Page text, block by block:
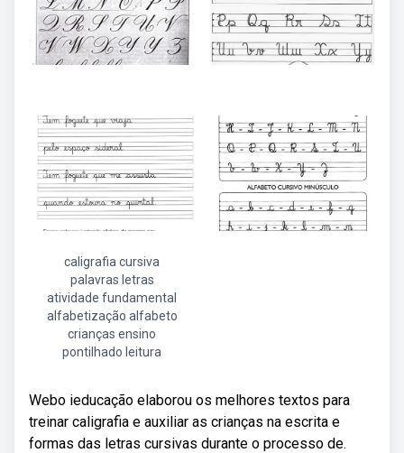
caligrafia cursiva
palavras letras
atividade fundamental
alfabetização alfabeto
crianças ensino
pontilhado leitura
Webo ieducação elaborou os melhores textos para
treinar caligrafia e auxiliar as crianças na escrita e
formas das letras cursivas durante o processo de.